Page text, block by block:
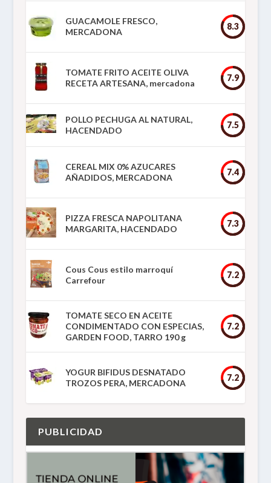
GUACAMOLE FRESCO,
MERCADONA
8.3
TOMATE FRITO ACEITE OLIVA
RECETA ARTESANA, mercadona
7.9
POLLO PECHUGA AL NATURAL,
HACENDADO
7.5
CEREAL MIX 0% AZUCARES
AÑADIDOS, MERCADONA
7.4
PIZZA FRESCA NAPOLITANA
MARGARITA, HACENDADO
7.3
Cous Cous estilo marroquí
Carrefour
7.2
TOMATE SECO EN ACEITE
CONDIMENTADO CON ESPECIAS,
GARDEN FOOD, TARRO 190 g
7.2
YOGUR BIFIDUS DESNATADO
TROZOS PERA, MERCADONA
7.2
PUBLICIDAD